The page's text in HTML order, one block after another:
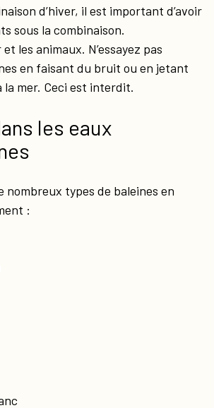
d’hiver, il est important d’avoir
sous la combinaison.
les animaux. N’essayez pas
en faisant du bruit ou en jetant
mer. Ceci est interdit.
les eaux
nombreux types de baleines en
: